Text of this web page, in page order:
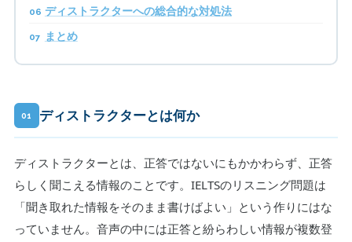
ディストラクターへの総合的な対処法
まとめ
01 ディストラクターとは何か
ディストラクターとは、正答ではないにもかかわらず、正答
らしく聞こえる情報のことです。IELTSのリスニング問題は
「聞き取れた情報をそのまま書けばよい」という作りにはな
っていません。音声の中には正答と紛らわしい情報が複数登